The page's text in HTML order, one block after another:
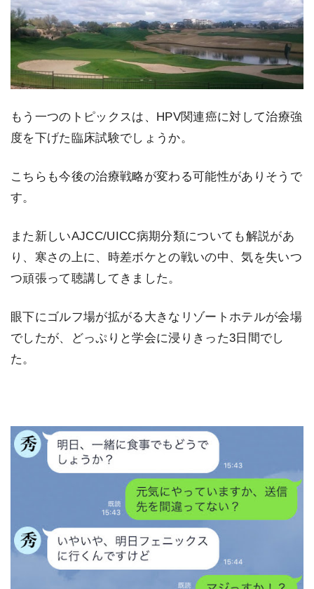
もう一つのトピックスは、HPV関連癌に対して治療強
度を下げた臨床試験でしょうか。
こちらも今後の治療戦略が変わる可能性がありそうで
す。
また新しいAJCC/UICC病期分類についても解説があ
り、寒さの上に、時差ボケとの戦いの中、気を失いつ
つ頑張って聴講してきました。
眼下にゴルフ場が拡がる大きなリゾートホテルが会場
でしたが、どっぷりと学会に浸りきった3日間でし
た。